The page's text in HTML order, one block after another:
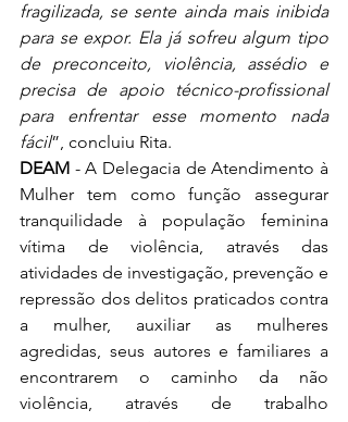
fragilizada, se sente ainda mais inibida
para se expor. Ela já sofreu algum tipo
de preconceito, violência, assédio e
precisa de apoio técnico-profissional
para enfrentar esse momento nada
fácil”, concluiu Rita.
DEAM - A Delegacia de Atendimento à
Mulher tem como função assegurar
tranquilidade à população feminina
vítima de violência, através das
atividades de investigação, prevenção e
repressão dos delitos praticados contra
a mulher, auxiliar as mulheres
agredidas, seus autores e familiares a
encontrarem o caminho da não
violência, através de trabalho